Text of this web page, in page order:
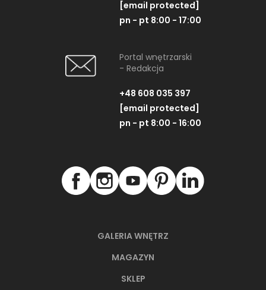
GALERIA WNĘTRZ
MAGAZYN
SKLEP
[email protected]
pn - pt 8:00 - 17:00
Portal wnętrzarski
- Redakcja
+48 608 035 397
[email protected]
pn - pt 8:00 - 16:00